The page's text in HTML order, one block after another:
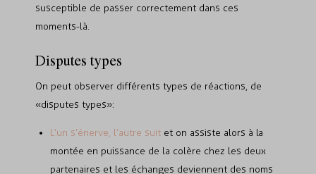
susceptible de passer correctement dans ces
moments-là.
Disputes types
On peut observer différents types de réactions, de
«disputes types»:
L’un s’énerve, l’autre suitet on assiste alors à la
montée en puissance de la colère chez les deux
partenaires et les échanges deviennent des noms